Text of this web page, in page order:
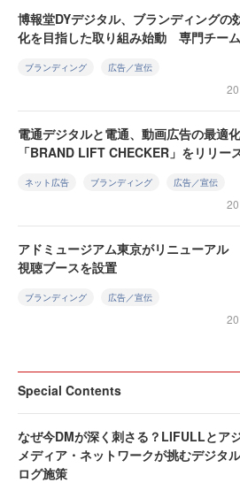
博報堂DYデジタル、ブランディングの
化を目指した取り組み始動 専門チー
ブランディング 広告／宣伝
電通デジタルと電通、動画広告の最適
「BRAND LIFT CHECKER」をリリー
ネット広告 ブランディング 広告／宣伝
アドミュージアム東京がリニューアル
視聴ブースを設置
ブランディング 広告／宣伝
Special Contents
なぜ今DMが深く刺さる？LIFULLとア
メディア・ネットワークが挑むデジタ
ログ施策